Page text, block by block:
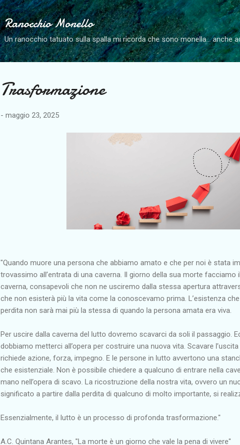
Passa ai contenuti
Ranocchio Monello
Un ranocchio tatuato sulla spalla mi ricorda che sono monella... anche
Trasformazione
- maggio 23, 2025
"Quando muore una persona che abbiamo amato e che per noi è stata
trovassimo all’entrata di una caverna. Il giorno della sua morte facciamo
caverna, consapevoli che non ne usciremo dalla stessa apertura
che non esisterà più la vita come la conoscevamo prima. L’esistenza
perdita non sarà mai più la stessa di quando la persona amata era viva.
Per uscire dalla caverna del lutto dovremo scavarci da soli il passaggio.
dobbiamo metterci all’opera per costruire una nuova vita. Scavare
richiede azione, forza, impegno. E le persone in lutto avvertono una
che esistenziale. Non è possibile chiedere a qualcuno di entrare nella
mano nell’opera di scavo. La ricostruzione della nostra vita, ovvero un
significato a partire dalla perdita di qualcuno di molto importante, si
Essenzialmente, il lutto è un processo di profonda trasformazione."
A.C. Quintana Arantes, "La morte è un giorno che vale la pena di vivere"